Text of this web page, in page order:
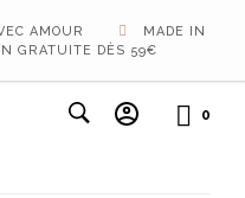
AMOUR
MADE IN
GRATUITE DÈS 59€
0